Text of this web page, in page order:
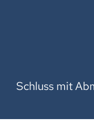
Schluss mit